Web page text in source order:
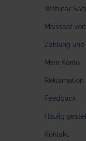
Webinar
Maissaat
Zahlung
Mein Konto
Reklamation
Feedback
Häufig
Kontakt